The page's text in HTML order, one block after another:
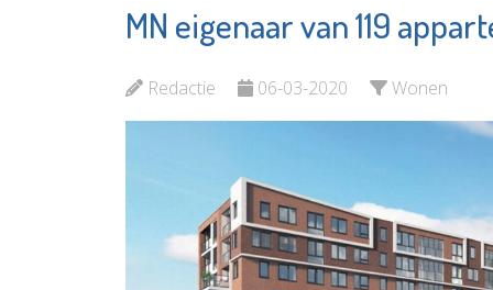
MN eigenaar van 119
Redactie 06-03-2020 Wonen
Bekijk de pagina Bekijk de